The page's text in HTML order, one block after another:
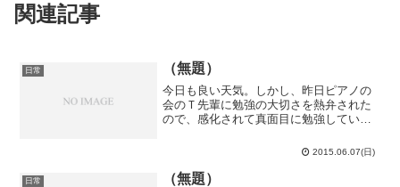
関連記事
日常 （無題）
今日も良い天気。しかし、昨日ピアノの
会のＴ先輩に勉強の大切さを熱弁された
ので、感化されて真面目に勉強していま
書を借りたり。「クオーク・グルーオ
ン・プラズマ」とかいう本。足立区立だ
し、大した本じゃ無いだろう...
2015.06.07(日)
日常 （無題）